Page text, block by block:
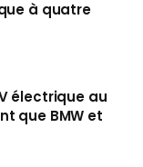
à quatre
électrique au
que BMW et